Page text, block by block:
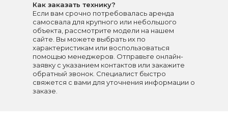
Как заказать технику?
Если вам срочно потребовалась аренда
самосвала для крупного или небольшого
объекта, рассмотрите модели на нашем
сайте. Вы можете выбрать их по
характеристикам или воспользоваться
помощью менеджеров. Отправьте онлайн-
заявку с указанием контактов или закажите
обратный звонок. Специалист быстро
свяжется с вами для уточнения информации о
заказе.